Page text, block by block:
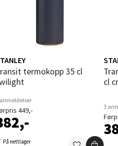
449,-
På nettlager
Transit Fliptop termokopp 35
cl
3
Oppdal -
Aunasenteret,
Åpent i dag 10-19
Orkanger -